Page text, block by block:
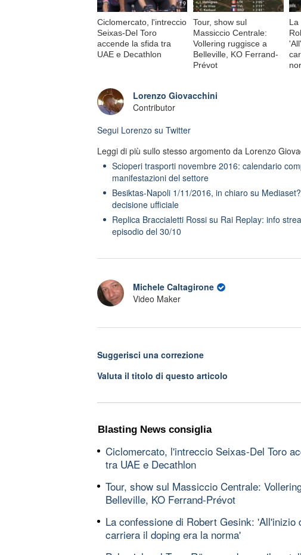
Ciclomercato, l'intreccio
Seixas-Del Toro
accende la sfida tra
UAE e Decathlon
Tour, show sul
Massiccio Centrale:
Vollering ruggisce a
Belleville, KO Ferrand-
Prévot
La
Lorenzo Giovacchini
Contributor
Segui Lorenzo su Twitter
Leggi di più sullo stesso argomento da Lorenzo
Scioperi trasporti novembre 2016: calendario
manifestazioni del settore
Besiktas-Napoli 1/11/2016, in chiaro su
decisione ufficiale
Replica Braccialetti Rossi su Rai Replay: info
episodio del 30/10
Michele Caltagirone
Video Maker
Suggerisci una correzione
Valuta il titolo di questo articolo
Blasting News consiglia
Ciclomercato, l'intreccio Seixas-Del Toro
tra UAE e Decathlon
Tour, show sul Massiccio Centrale:
Belleville, KO Ferrand-Prévot
La confessione di Robert Gesink: 'All'inizio
carriera il doping era la norma'